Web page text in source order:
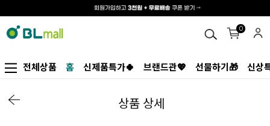
0
전체상품 홈 신제품특가🍀 브랜드관💖 선물하기🎁 신상
상품 상세